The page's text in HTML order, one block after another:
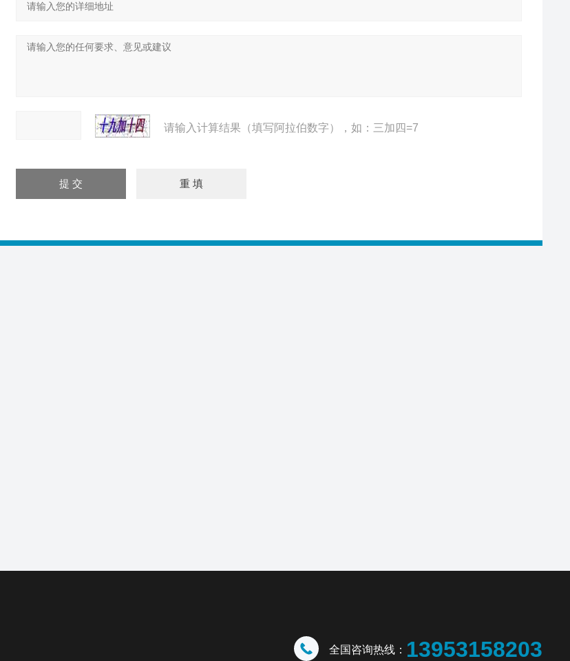
请输入计算结果（填写阿拉伯数字），如：三加四=7
全国咨询热线： 13953158203